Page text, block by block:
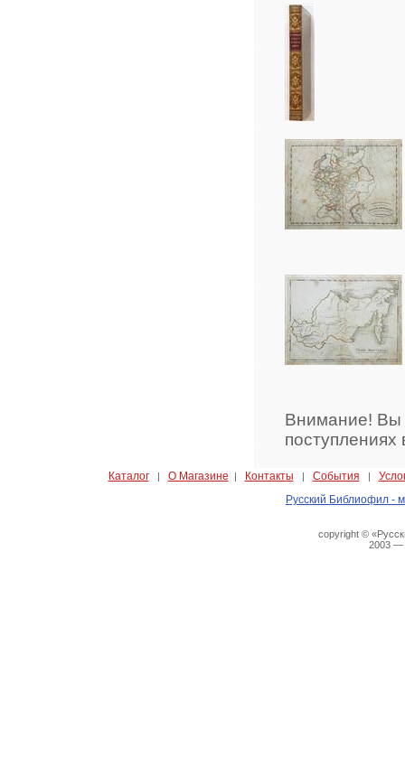
Внимание! Вы
Каталог| О Магазине | Контакты | События |
Русский Библиофил -
copyright ©
2003 —